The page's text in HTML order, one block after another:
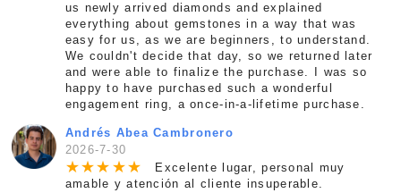
us newly arrived diamonds and explained
everything about gemstones in a way that was
easy for us, as we are beginners, to understand.
We couldn't decide that day, so we returned later
and were able to finalize the purchase. I was so
happy to have purchased such a wonderful
engagement ring, a once-in-a-lifetime purchase.
Andrés Abea Cambronero
2026-7-30
★★★ ★★
Excelente lugar, personal muy
amable y atención al cliente insuperable.